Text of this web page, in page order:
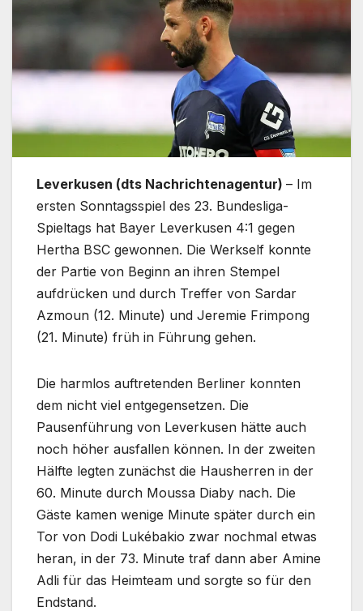
Leverkusen (dts Nachrichtenagentur) – Im
ersten Sonntagsspiel des 23. Bundesliga-
Spieltags hat Bayer Leverkusen 4:1 gegen
Hertha BSC gewonnen. Die Werkself konnte
der Partie von Beginn an ihren Stempel
aufdrücken und durch Treffer von Sardar
Azmoun (12. Minute) und Jeremie Frimpong
(21. Minute) früh in Führung gehen.
Die harmlos auftretenden Berliner konnten
dem nicht viel entgegensetzen. Die
Pausenführung von Leverkusen hätte auch
noch höher ausfallen können. In der zweiten
Hälfte legten zunächst die Hausherren in der
60. Minute durch Moussa Diaby nach. Die
Gäste kamen wenige Minute später durch ein
Tor von Dodi Lukébakio zwar nochmal etwas
heran, in der 73. Minute traf dann aber Amine
Adli für das Heimteam und sorgte so für den
Endstand.